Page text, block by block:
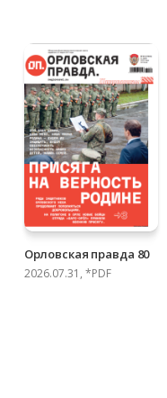
Орловская правда 80
2026.07.31, *PDF